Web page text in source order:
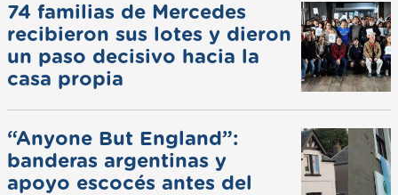
74 familias de Mercedes
recibieron sus lotes y dieron
un paso decisivo hacia la
casa propia
“Anyone But England”:
banderas argentinas y
apoyo escocés antes del